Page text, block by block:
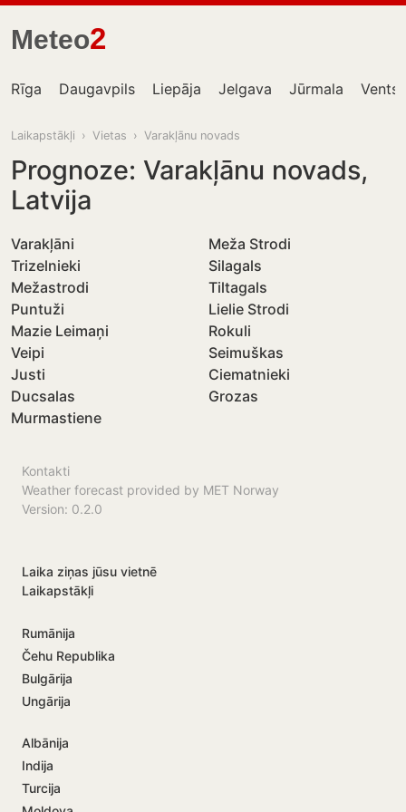
Meteo2
Rīga Daugavpils Liepāja Jelgava Jūrmala
Laikapstākļi › Vietas › Varakļānu novads
Prognoze: Varakļānu novads,
Latvija
Varakļāni
Meža Strodi
Trizelnieki
Silagals
Mežastrodi
Tiltagals
Puntuži
Lielie Strodi
Mazie Leimaņi
Rokuli
Veipi
Seimuškas
Justi
Ciematnieki
Ducsalas
Grozas
Murmastiene
Kontakti
Weather forecast provided by MET Norway
Version: 0.2.0
Laika ziņas jūsu vietnē
Laikapstākļi
Rumānija
Čehu Republika
Bulgārija
Ungārija
Albānija
Indija
Turcija